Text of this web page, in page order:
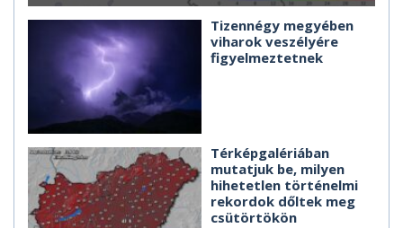
Tizennégy megyében
viharok veszélyére
figyelmeztetnek
Térképgalériában
mutatjuk be, milyen
hihetetlen történelmi
rekordok dőltek meg
csütörtökön